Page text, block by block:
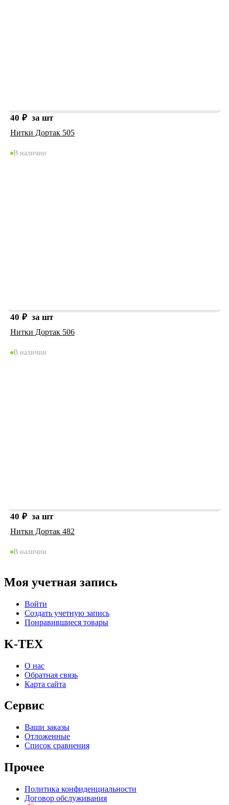
40 ₽ за шт
Нитки Дортак 505
В наличии
40 ₽ за шт
Нитки Дортак 506
В наличии
40 ₽ за шт
Нитки Дортак 482
В наличии
Моя учетная запись
Войти
Создать учетную запись
Понравившиеся товары
K-TEX
О нас
Обратная связь
Карта сайта
Сервис
Ваши заказы
Отложенные
Список сравнения
Прочее
Политика конфиденциальности
Договор обслуживания